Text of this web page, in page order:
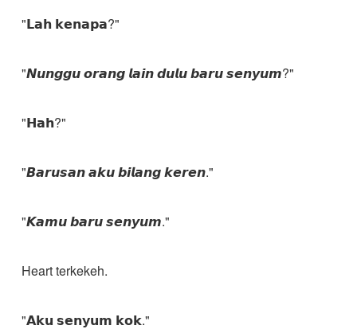
"𝗟𝗮𝗵 𝗸𝗲𝗻𝗮𝗽𝗮?"
"𝙉𝙪𝙣𝙜𝙜𝙪 𝙤𝙧𝙖𝙣𝙜 𝙡𝙖𝙞𝙣 𝙙𝙪𝙡𝙪 𝙗𝙖𝙧𝙪 𝙨𝙚𝙣𝙮𝙪𝙢?"
"𝗛𝗮𝗵?"
"𝘽𝙖𝙧𝙪𝙨𝙖𝙣 𝙖𝙠𝙪 𝙗𝙞𝙡𝙖𝙣𝙜 𝙠𝙚𝙧𝙚𝙣."
"𝙆𝙖𝙢𝙪 𝙗𝙖𝙧𝙪 𝙨𝙚𝙣𝙮𝙪𝙢."
Heart terkekeh.
"𝗔𝗸𝘂 𝘀𝗲𝗻𝘆𝘂𝗺 𝗸𝗼𝗸."